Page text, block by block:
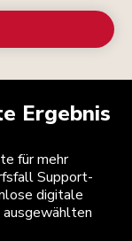
Ergebnis
für mehr
Support-
digitale